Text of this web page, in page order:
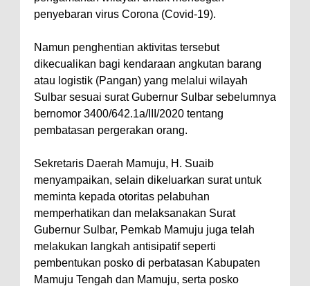
penyebaran virus Corona (Covid-19).
Namun penghentian aktivitas tersebut
dikecualikan bagi kendaraan angkutan barang
atau logistik (Pangan) yang melalui wilayah
Sulbar sesuai surat Gubernur Sulbar sebelumnya
bernomor 3400/642.1a/III/2020 tentang
pembatasan pergerakan orang.
Sekretaris Daerah Mamuju, H. Suaib
menyampaikan, selain dikeluarkan surat untuk
meminta kepada otoritas pelabuhan
memperhatikan dan melaksanakan Surat
Gubernur Sulbar, Pemkab Mamuju juga telah
melakukan langkah antisipatif seperti
pembentukan posko di perbatasan Kabupaten
Mamuju Tengah dan Mamuju, serta posko